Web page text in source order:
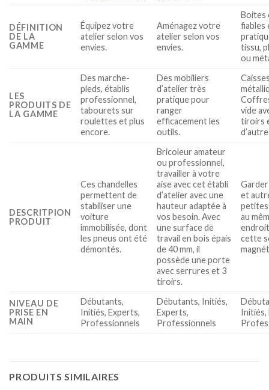
DÉFINITION
DE LA
GAMME
Équipez votre
atelier selon vos
envies.
Aménagez votre
atelier selon vos
envies.
Boites
fiables
tissu,
ou
LES
PRODUITS DE
LA GAMME
Des marche-
pieds, établis
professionnel,
tabourets sur
roulettes et plus
encore.
Des mobiliers
d’atelier très
pratique pour
ranger
efficacement les
outils.
vide
tiroirs
DESCRITPION
PRODUIT
Ces chandelles
permettent de
stabiliser une
voiture
immobilisée, dont
les pneus ont été
démontés.
Bricoleur amateur
ou professionnel,
travailler à votre
aise avec cet établi
d’atelier avec une
hauteur adaptée à
vos besoin. Avec
une surface de
travail en bois épais
de 40 mm, il
possède une porte
avec serrures et 3
tiroirs.
et
au
cette
NIVEAU DE
PRISE EN
MAIN
Débutants,
Initiés, Experts,
Professionnels
Débutants, Initiés,
Experts,
Professionnels
Initiés,
PRODUITS SIMILAIRES